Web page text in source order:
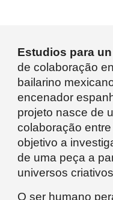
Estudios para
de colaboração
bailarino
encenador
projeto nasce de
colaboração
objetivo a
de uma peça a
universos
O ser humano